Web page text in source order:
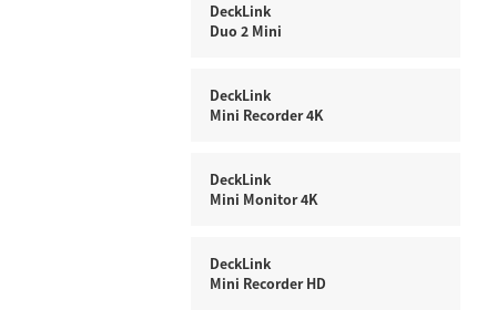
DeckLink
Duo 2 Mini
DeckLink
Mini Recorder 4K
DeckLink
Mini Monitor 4K
DeckLink
Mini Recorder HD